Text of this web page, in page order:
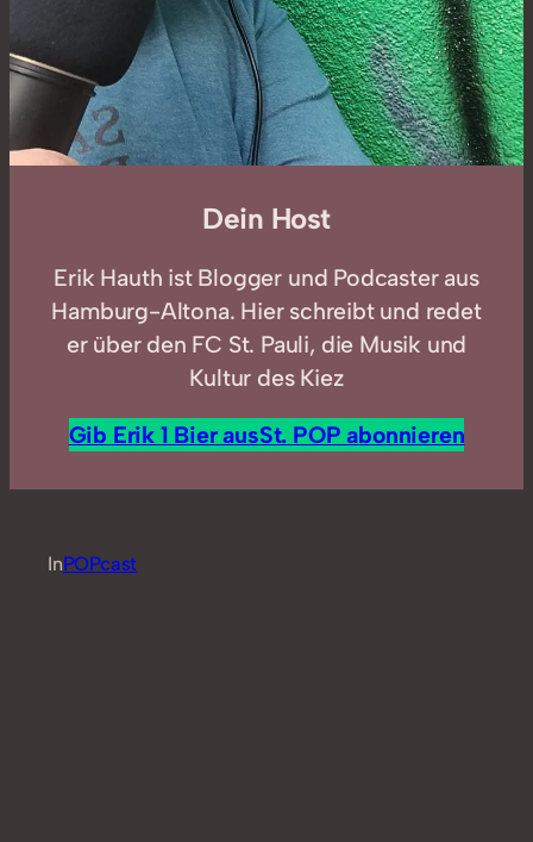
Dein Host
Erik Hauth ist Blogger und Podcaster aus
Hamburg-Altona. Hier schreibt und redet
er über den FC St. Pauli, die Musik und
Kultur des Kiez
Gib Erik 1 Bier ausSt. POP abonnieren
InPOPcast